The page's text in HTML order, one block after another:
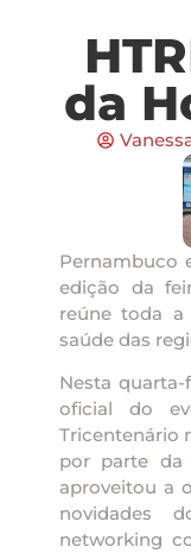
da
Pernambuco
edição da
reúne toda
saúde das
Nesta quarta-
oficial do
Tricentenário
por parte da
aproveitou a
novidades
networking